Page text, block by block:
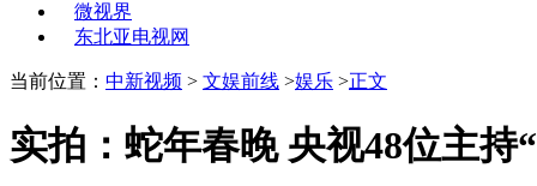
微视界
东北亚电视网
当前位置： 中新视频 > 文娱前线 >娱乐 >正文
实拍：蛇年春晚 央视48位主持